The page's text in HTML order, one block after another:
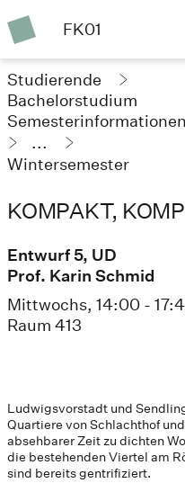
FK01
Studierende
Bachelorstudium
Semesterinformationen
...
Wintersemester
KOMPAKT,
Entwurf 5, UD
Prof. Karin Schmid
Mittwochs, 14:00 -
Raum 413
Ludwigsvorstadt und
Quartiere von Schlachthof
absehbarer Zeit zu dichten
die bestehenden Viertel am
sind bereits gentrifiziert.